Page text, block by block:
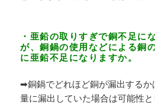
・亜鉛の取りすぎで銅不足に
が、銅鍋の使用などによる銅
に亜鉛不足になりますか。
➡銅鍋でどれほど銅が漏出するか
量に漏出していた場合は可能性